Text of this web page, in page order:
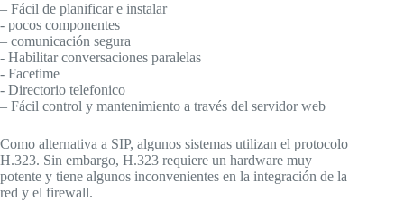
– Fácil de planificar e instalar
- pocos componentes
– comunicación segura
- Habilitar conversaciones paralelas
- Facetime
- Directorio telefonico
– Fácil control y mantenimiento a través del servidor web
Como alternativa a SIP, algunos sistemas utilizan el protocolo
H.323. Sin embargo, H.323 requiere un hardware muy
potente y tiene algunos inconvenientes en la integración de la
red y el firewall.